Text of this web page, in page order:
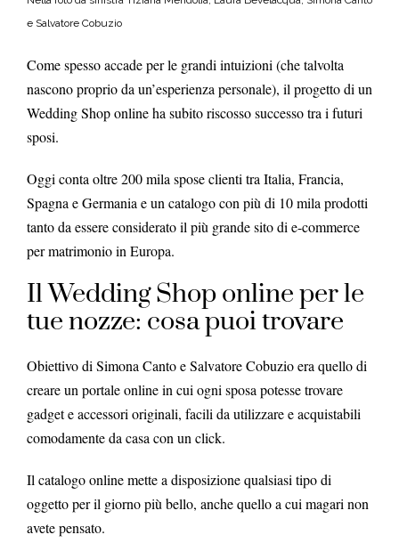
e Salvatore Cobuzio
Come spesso accade per le grandi intuizioni (che talvolta
nascono proprio da un’esperienza personale), il progetto di un
Wedding Shop online ha subito riscosso successo tra i futuri
sposi.
Oggi conta oltre 200 mila spose clienti tra Italia, Francia,
Spagna e Germania e un catalogo con più di 10 mila prodotti
tanto da essere considerato il più grande sito di e-commerce
per matrimonio in Europa.
Il Wedding Shop online per le
tue nozze: cosa puoi trovare
Obiettivo di Simona Canto e Salvatore Cobuzio era quello di
creare un portale online in cui ogni sposa potesse trovare
gadget e accessori originali, facili da utilizzare e acquistabili
comodamente da casa con un click.
Il catalogo online mette a disposizione qualsiasi tipo di
oggetto per il giorno più bello, anche quello a cui magari non
avete pensato.